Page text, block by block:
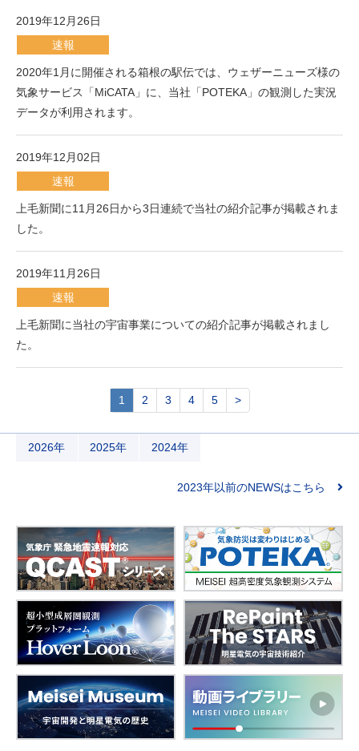
2019年12月26日
速報
2020年1月に開催される箱根の駅伝では、ウェザーニューズ様の
気象サービス「MiCATA」に、当社「POTEKA」の観測した実況
データが利用されます。
2019年12月02日
速報
上毛新聞に11月26日から3日連続で当社の紹介記事が掲載されま
した。
2019年11月26日
速報
上毛新聞に当社の宇宙事業についての紹介記事が掲載されまし
た。
1 2 3 4 5 >
2026年 2025年 2024年
2023年以前のNEWSはこちら